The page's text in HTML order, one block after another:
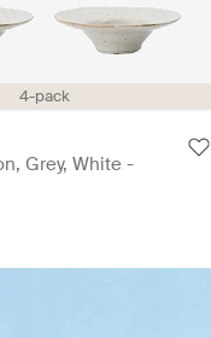
4-pack
Grey, White -